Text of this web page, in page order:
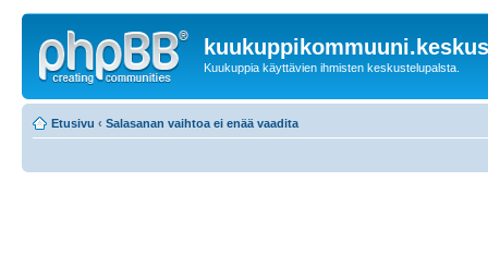
Kuukuppia käyttävien ihmisten keskustelupalsta.
Etusivu ‹ Salasanan vaihtoa ei enää vaadita